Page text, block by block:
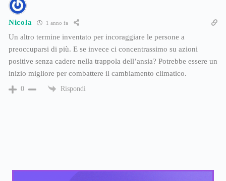
Nicola 1 anno fa
Un altro termine inventato per incoraggiare le persone a
preoccuparsi di più. E se invece ci concentrassimo su azioni
positive senza cadere nella trappola dell’ansia? Potrebbe essere un
inizio migliore per combattere il cambiamento climatico.
0 Rispondi